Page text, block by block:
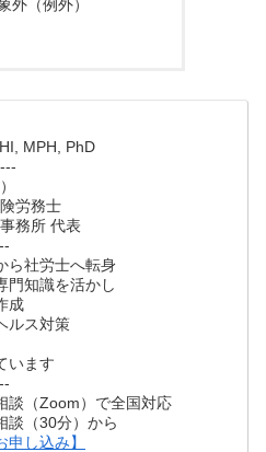
外（例外）
MPH, PhD
労務士
務所 代表
ら社労士へ転身
門知識を活かし
成
ルス対策
います
談（Zoom）で全国対応
談（30分）から
申し込み】